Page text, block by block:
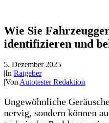
Wie Sie
identifizieren und
5. Dezember 2025
|In Ratgeber
|Von Autotester Redaktion
Ungewöhnliche
nervig, sondern können